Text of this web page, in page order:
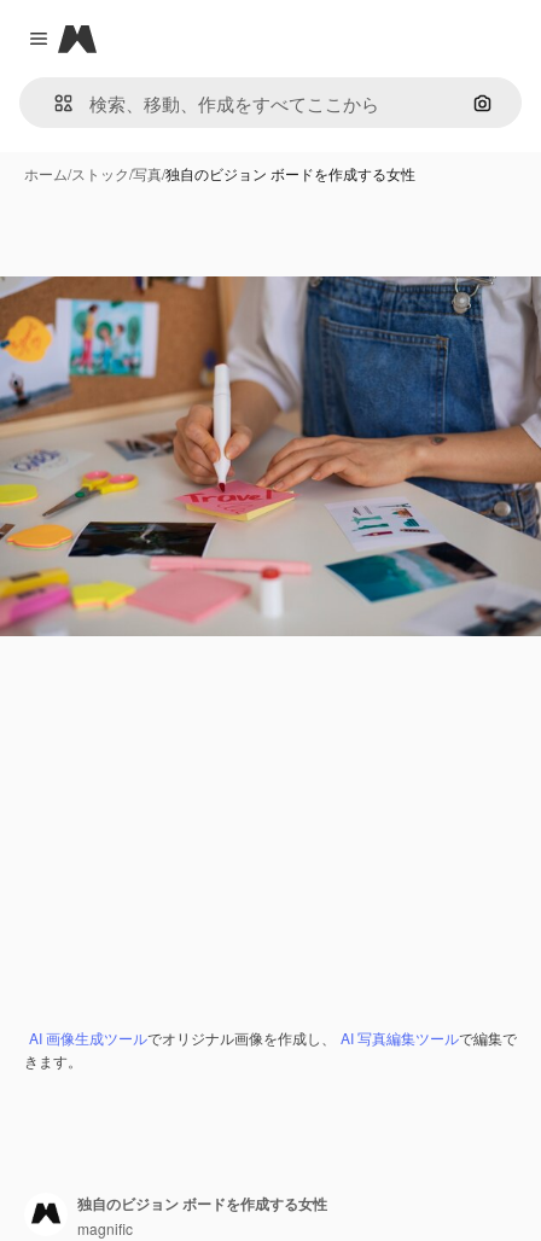
Close menu
Magnific
画像で
ホーム/ストック/写真/独自のビジョン ボードを作成する女性
AI 画像生成ツールでオリジナル画像を作成し、 AI 写真編集ツールで編集で
きます。
独自のビジョン ボードを作成する女性
magnific